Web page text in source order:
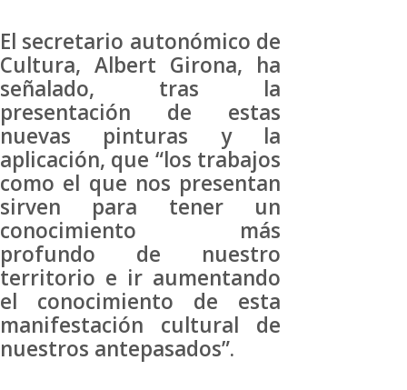
El secretario autonómico de
Cultura, Albert Girona, ha
señalado, tras la
presentación de estas
nuevas pinturas y la
aplicación, que “los trabajos
como el que nos presentan
sirven para tener un
conocimiento más
profundo de nuestro
territorio e ir aumentando
el conocimiento de esta
manifestación cultural de
nuestros antepasados”.